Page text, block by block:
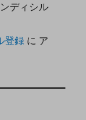
ディシル
登録 に ア